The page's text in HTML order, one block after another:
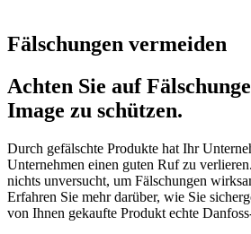
Fälschungen vermeiden
Achten Sie auf
Image zu schützen.
Durch gefälschte Produkte hat Ihr
Unternehmen einen guten Ruf zu
nichts unversucht, um Fälschungen
Erfahren Sie mehr darüber, wie Sie
von Ihnen gekaufte Produkt echte